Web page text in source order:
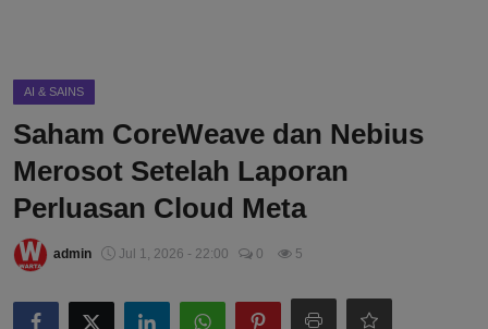
AI & SAINS
Saham CoreWeave dan Nebius
Merosot Setelah Laporan
Perluasan Cloud Meta
admin Jul 1, 2026 - 22:00 0 5